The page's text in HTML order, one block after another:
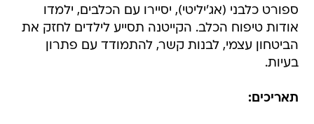
ספורט כלבני (אג'יליטי), יסיירו עם הכלבים, ילמדו
אודות טיפוח הכלב. הקייטנה תסייע לילדים לחזק את
הביטחון עצמי, לבנות קשר, להתמודד עם פתרון
בעיות.
תאריכים: